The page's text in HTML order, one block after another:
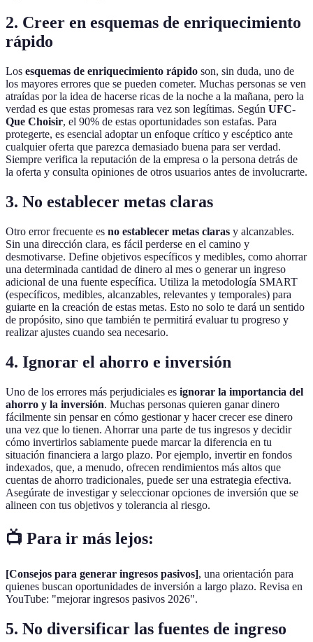
2. Creer en esquemas de enriquecimiento
rápido
Los esquemas de enriquecimiento rápido son, sin duda, uno de
los mayores errores que se pueden cometer. Muchas personas se ven
atraídas por la idea de hacerse ricas de la noche a la mañana, pero la
verdad es que estas promesas rara vez son legítimas. Según UFC-
Que Choisir, el 90% de estas oportunidades son estafas. Para
protegerte, es esencial adoptar un enfoque crítico y escéptico ante
cualquier oferta que parezca demasiado buena para ser verdad.
Siempre verifica la reputación de la empresa o la persona detrás de
la oferta y consulta opiniones de otros usuarios antes de involucrarte.
3. No establecer metas claras
Otro error frecuente es no establecer metas claras y alcanzables.
Sin una dirección clara, es fácil perderse en el camino y
desmotivarse. Define objetivos específicos y medibles, como ahorrar
una determinada cantidad de dinero al mes o generar un ingreso
adicional de una fuente específica. Utiliza la metodología SMART
(específicos, medibles, alcanzables, relevantes y temporales) para
guiarte en la creación de estas metas. Esto no solo te dará un sentido
de propósito, sino que también te permitirá evaluar tu progreso y
realizar ajustes cuando sea necesario.
4. Ignorar el ahorro e inversión
Uno de los errores más perjudiciales es ignorar la importancia del
ahorro y la inversión. Muchas personas quieren ganar dinero
fácilmente sin pensar en cómo gestionar y hacer crecer ese dinero
una vez que lo tienen. Ahorrar una parte de tus ingresos y decidir
cómo invertirlos sabiamente puede marcar la diferencia en tu
situación financiera a largo plazo. Por ejemplo, invertir en fondos
indexados, que, a menudo, ofrecen rendimientos más altos que
cuentas de ahorro tradicionales, puede ser una estrategia efectiva.
Asegúrate de investigar y seleccionar opciones de inversión que se
alineen con tus objetivos y tolerancia al riesgo.
📺 Para ir más lejos:
[Consejos para generar ingresos pasivos], una orientación para
quienes buscan oportunidades de inversión a largo plazo. Revisa en
YouTube: "mejorar ingresos pasivos 2026".
5. No diversificar las fuentes de ingreso